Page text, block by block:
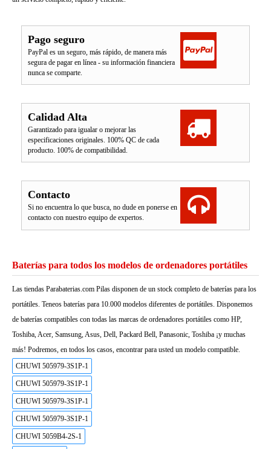
Pago seguro
PayPal es un seguro, más rápido, de manera más
segura de pagar en línea - su información financiera
nunca se comparte.
Calidad Alta
Garantizado para igualar o mejorar las
especificaciones originales. 100% QC de cada
producto. 100% de compatibilidad.
Contacto
Si no encuentra lo que busca, no dude en ponerse en
contacto con nuestro equipo de expertos.
Baterías para todos los modelos de ordenadores portátiles
Las tiendas Parabaterias.com Pilas disponen de un stock completo de baterías para los
portátiles. Teneos baterías para 10.000 modelos diferentes de portátiles. Disponemos
de baterías compatibles con todas las marcas de ordenadores portátiles como HP,
Toshiba, Acer, Samsung, Asus, Dell, Packard Bell, Panasonic, Toshiba ¡y muchas
más! Podremos, en todos los casos, encontrar para usted un modelo compatible.
CHUWI 505979-3S1P-1
CHUWI 505979-3S1P-1
CHUWI 505979-3S1P-1
CHUWI 505979-3S1P-1
CHUWI 5059B4-2S-1